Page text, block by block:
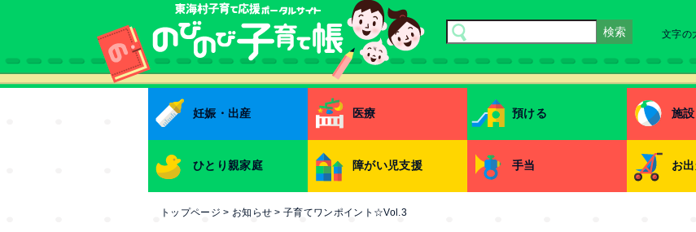
文字の
妊娠・出産 医療 預ける 施
ひとり親家庭 障がい児支援 手当 お
トップページ > お知らせ >子育てワンポイント☆Vol.3